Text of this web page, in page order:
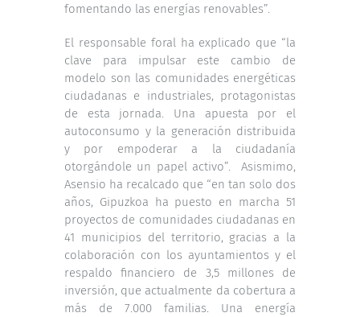
fomentando las energías renovables”.
El responsable foral ha explicado que “la
clave para impulsar este cambio de
modelo son las comunidades energéticas
ciudadanas e industriales, protagonistas
de esta jornada. Una apuesta por el
autoconsumo y la generación distribuida
y por empoderar a la ciudadanía
otorgándole un papel activo”. Asismimo,
Asensio ha recalcado que “en tan solo dos
años, Gipuzkoa ha puesto en marcha 51
proyectos de comunidades ciudadanas en
41 municipios del territorio, gracias a la
colaboración con los ayuntamientos y el
respaldo financiero de 3,5 millones de
inversión, que actualmente da cobertura a
más de 7.000 familias. Una energía